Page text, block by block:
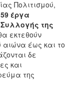
Πολιτισμού,
59 έργα
της
εκτεθούν
αιώνα έως και το
δε
και
της